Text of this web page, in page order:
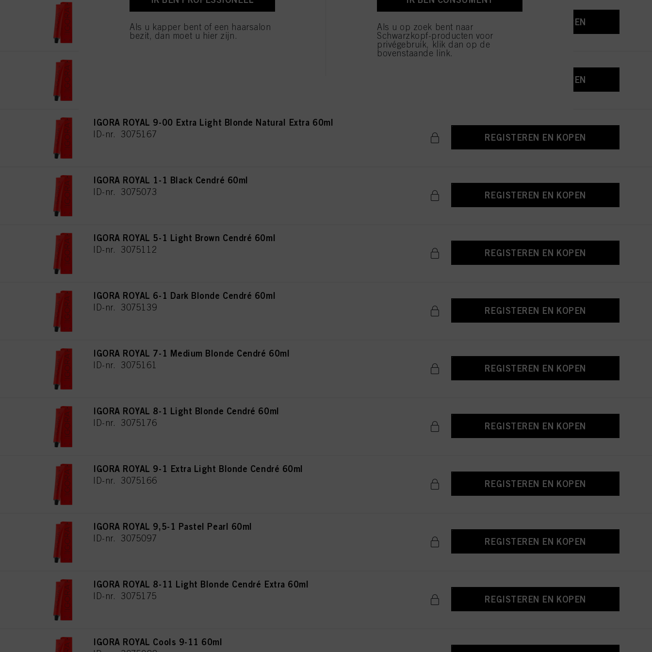
REGISTEREN EN KOPEN
REGISTEREN EN KOPEN
IGORA ROYAL 9-00 Extra Light Blonde Natural Extra 60ml
ID-nr. 3075167 REGISTEREN EN KOPEN
IGORA ROYAL 1-1 Black Cendré 60ml
ID-nr. 3075073 REGISTEREN EN KOPEN
IGORA ROYAL 5-1 Light Brown Cendré 60ml
ID-nr. 3075112 REGISTEREN EN KOPEN
IGORA ROYAL 6-1 Dark Blonde Cendré 60ml
ID-nr. 3075139 REGISTEREN EN KOPEN
IGORA ROYAL 7-1 Medium Blonde Cendré 60ml
ID-nr. 3075161 REGISTEREN EN KOPEN
IGORA ROYAL 8-1 Light Blonde Cendré 60ml
ID-nr. 3075176 REGISTEREN EN KOPEN
IGORA ROYAL 9-1 Extra Light Blonde Cendré 60ml
ID-nr. 3075166 REGISTEREN EN KOPEN
IGORA ROYAL 9,5-1 Pastel Pearl 60ml
ID-nr. 3075097 REGISTEREN EN KOPEN
IGORA ROYAL 8-11 Light Blonde Cendré Extra 60ml
ID-nr. 3075175 REGISTEREN EN KOPEN
IGORA ROYAL Cools 9-11 60ml
Als u kapper bent of een haarsalon
bezit, dan moet u hier zijn.
Als u op zoek bent naar
Schwarzkopf-producten voor
privégebruik, klik dan op de
bovenstaande link.
alleen cookies gebruikt die technisch noodzakelijk zijn om u deze website aan te kunnen bieden..